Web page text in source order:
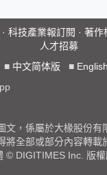
· 科技產業報訂閱 · 著作
人才招募
■ 中文简体版 ■ English
文，係屬於大椽股份有
將全部或部分內容轉載
© DIGITIMES Inc. 版權